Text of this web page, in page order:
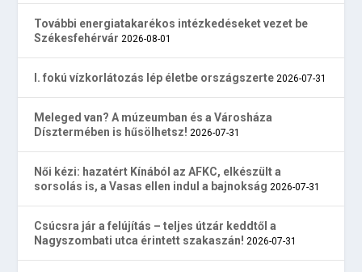
További energiatakarékos intézkedéseket vezet be
Székesfehérvár 2026-08-01
I. fokú vízkorlátozás lép életbe országszerte 2026-07-31
Meleged van? A múzeumban és a Városháza
Dísztermében is hűsölhetsz! 2026-07-31
Női kézi: hazatért Kínából az AFKC, elkészült a
sorsolás is, a Vasas ellen indul a bajnokság 2026-07-31
Csúcsra jár a felújítás – teljes útzár keddtől a
Nagyszombati utca érintett szakaszán! 2026-07-31